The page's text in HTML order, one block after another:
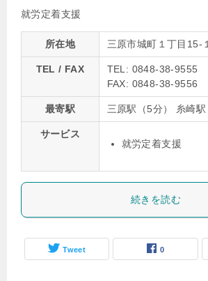
就労定着支援
所在地 三原市城町１丁目15-１
TEL / FAX
TEL: 0848-38-9555
FAX: 0848-38-9556
最寄駅 三原駅（5分） 糸崎駅
サービス
就労定着支援
続きを読む
Tweet 0